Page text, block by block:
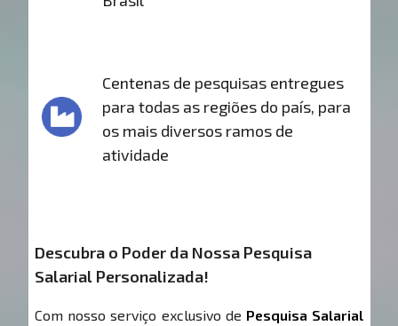
Centenas de pesquisas entregues
para todas as regiões do país, para
os mais diversos ramos de
atividade
Descubra o Poder da Nossa Pesquisa
Salarial Personalizada!
Com nosso serviço exclusivo de Pesquisa Salarial